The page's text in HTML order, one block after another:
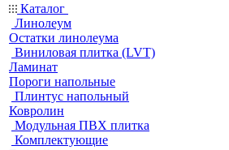
Каталог
Линолеум
Остатки линолеума
Виниловая плитка (LVT)
Ламинат
Пороги напольные
Плинтус напольный
Ковролин
Модульная ПВХ плитка
Комплектующие